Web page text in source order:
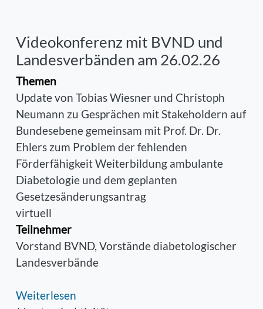
Videokonferenz mit BVND und
Landesverbänden am 26.02.26
Themen
Update von Tobias Wiesner und Christoph
Neumann zu Gesprächen mit Stakeholdern auf
Bundesebene gemeinsam mit Prof. Dr. Dr.
Ehlers zum Problem der fehlenden
Förderfähigkeit Weiterbildung ambulante
Diabetologie und dem geplanten
Gesetzesänderungsantrag
virtuell
Teilnehmer
Vorstand BVND, Vorstände diabetologischer
Landesverbände
Weiterlesen